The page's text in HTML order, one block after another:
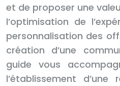
et de proposer une
l’optimisation de
personnalisation des
création d’une
guide vous
l’établissement